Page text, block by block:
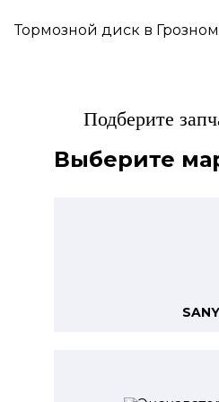
Тормозной диск в Грозном
Подберите
Выберите
SANY